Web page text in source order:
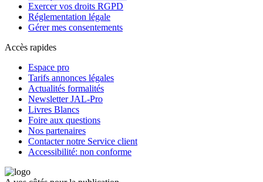
Exercer vos droits RGPD
Réglementation légale
Gérer mes consentements
Accès rapides
Espace pro
Tarifs annonces légales
Actualités formalités
Newsletter JAL-Pro
Livres Blancs
Foire aux questions
Nos partenaires
Contacter notre Service client
Accessibilité: non conforme